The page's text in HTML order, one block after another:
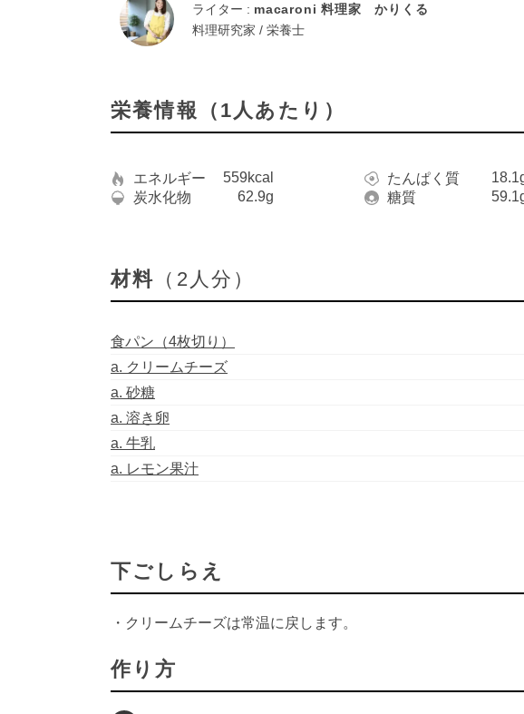
ライター : macaroni 料理家 かりくる
料理研究家 / 栄養士
栄養情報（1人あたり）
エネルギー 559kcal たんぱく質
炭水化物
62.9g 糖質
材料 （2人分）
食パン（4枚切り）
a. クリームチーズ
a. 砂糖
a. 溶き卵
a. 牛乳
a. レモン果汁
下ごしらえ
・クリームチーズは常温に戻します。
作り方